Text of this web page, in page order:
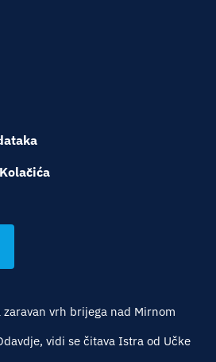
vrh brijega nad Mirnom
vidi se čitava Istra od Učke